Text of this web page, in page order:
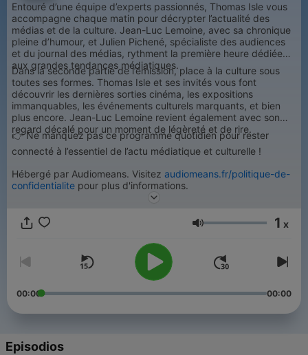
Entouré d’une équipe d’experts passionnés, Thomas Isle vous
accompagne chaque matin pour décrypter l’actualité des
médias et de la culture. Jean-Luc Lemoine, avec sa chronique
pleine d’humour, et Julien Pichené, spécialiste des audiences
et du journal des médias, rythment la première heure dédiée
aux grandes tendances médiatiques.
Dans la seconde partie de l’émission, place à la culture sous
toutes ses formes. Thomas Isle et ses invités vous font
découvrir les dernières sorties cinéma, les expositions
immanquables, les événements culturels marquants, et bien
plus encore. Jean-Luc Lemoine revient également avec son
regard décalé pour un moment de légèreté et de rire.
👉 Ne manquez pas ce programme quotidien pour rester
connecté à l’essentiel de l’actu médiatique et culturelle !
Hébergé par Audiomeans. Visitez audiomeans.fr/politique-de-
confidentialite pour plus d'informations.
Volumen 1 x
00:00 00:00
Episodios